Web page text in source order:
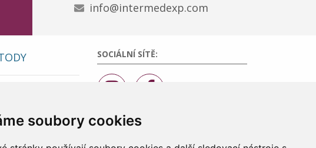
soubory cookies
info@intermedexp.com
SOCIÁLNÍ SÍTĚ: